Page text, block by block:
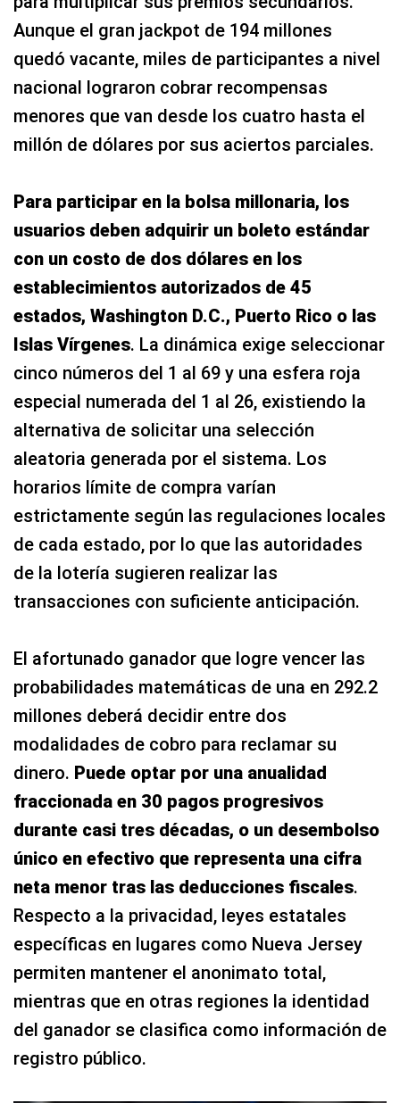
Aunque el gran jackpot de 194 millones
quedó vacante, miles de participantes a nivel
nacional lograron cobrar recompensas
menores que van desde los cuatro hasta el
millón de dólares por sus aciertos parciales.
Para participar en la bolsa millonaria, los
usuarios deben adquirir un boleto estándar
con un costo de dos dólares en los
establecimientos autorizados de 45
estados, Washington D.C., Puerto Rico o las
Islas Vírgenes. La dinámica exige seleccionar
cinco números del 1 al 69 y una esfera roja
especial numerada del 1 al 26, existiendo la
alternativa de solicitar una selección
aleatoria generada por el sistema. Los
horarios límite de compra varían
estrictamente según las regulaciones locales
de cada estado, por lo que las autoridades
de la lotería sugieren realizar las
transacciones con suficiente anticipación.
El afortunado ganador que logre vencer las
probabilidades matemáticas de una en 292.2
millones deberá decidir entre dos
modalidades de cobro para reclamar su
dinero. Puede optar por una anualidad
fraccionada en 30 pagos progresivos
durante casi tres décadas, o un desembolso
único en efectivo que representa una cifra
neta menor tras las deducciones fiscales.
Respecto a la privacidad, leyes estatales
específicas en lugares como Nueva Jersey
permiten mantener el anonimato total,
mientras que en otras regiones la identidad
del ganador se clasifica como información de
registro público.